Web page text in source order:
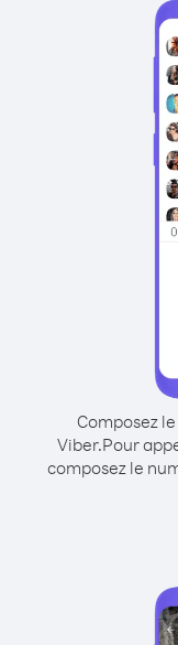
Composez
Viber.Pour
composez le